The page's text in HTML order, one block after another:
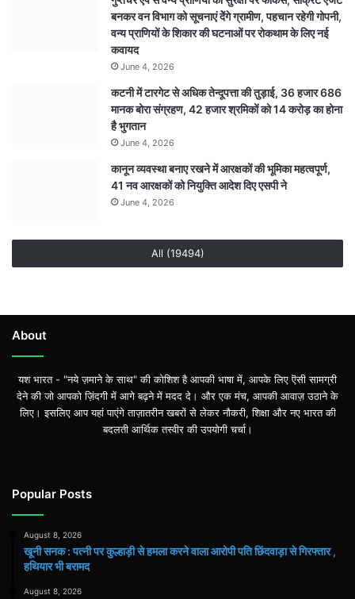
बनकर वन विभाग को सूचनाएं देेंगे ग्रामीण, पहचान रहेगी गोपनी,
वन्य प्राणियों के शिकार की घटनाओं पर रोकथाम के लिए नई
कवायद
June 4, 2026
कटनी में टारगेट से अधिक तेन्दूपत्ता की तुड़ाई, 36 हजार 686
मानक बोरा संग्रहण, 42 हजार श्रमिकों को 14 करोड़ का होना
है भुगतान
June 4, 2026
कानून व्यवस्था बनाए रखने में आरक्षकों की भूमिका महत्वपूर्ण,
41 नव आरक्षकों को नियुक्ति आदेश दिए एसपी ने
June 4, 2026
All (19494)
About
यश भारत - "नये ज़माने के साथ" की कोशिश है आपकी भाषा में, आपके लिए ऎसी सामग्री
देने की जो आपको ज़िंदगी में आगे बढ़ने में मदद दे। और एक मंच, आपकी आवाज़ उठाने के
लिए। इसलिए आप यहां पाएंगे ताज़ातरीन खबरों से लेकर नौकरी, शिक्षा और नए भारत की
बदलती आर्थिक तस्वीर की उपयोगी चर्चा।
Popular Posts
August 8, 2026
खूनी सनक : पत्नी पर कुल्हाड़ी से हमला करने वाला आरोपी पति छिंदवाड़ा से गिरफ्तार ,
हथियार भी बरामद
August 8, 2026